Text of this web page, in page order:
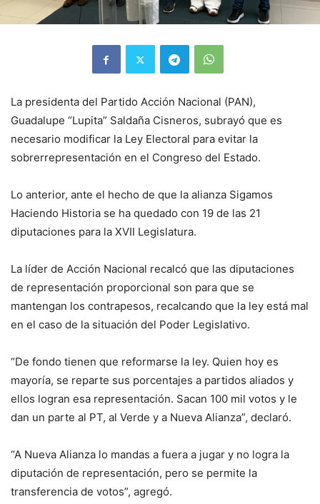
La presidenta del Partido Acción Nacional (PAN),
Guadalupe “Lupita” Saldaña Cisneros, subrayó que es
necesario modificar la Ley Electoral para evitar la
sobrerrepresentación en el Congreso del Estado.
Lo anterior, ante el hecho de que la alianza Sigamos
Haciendo Historia se ha quedado con 19 de las 21
diputaciones para la XVII Legislatura.
La líder de Acción Nacional recalcó que las diputaciones
de representación proporcional son para que se
mantengan los contrapesos, recalcando que la ley está mal
en el caso de la situación del Poder Legislativo.
“De fondo tienen que reformarse la ley. Quien hoy es
mayoría, se reparte sus porcentajes a partidos aliados y
ellos logran esa representación. Sacan 100 mil votos y le
dan un parte al PT, al Verde y a Nueva Alianza”, declaró.
“A Nueva Alianza lo mandas a fuera a jugar y no logra la
diputación de representación, pero se permite la
transferencia de votos”, agregó.